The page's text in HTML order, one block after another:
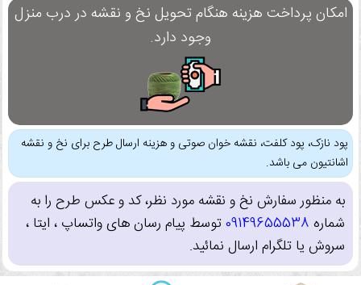
امکان پرداخت هزینه هنگام تحویل نخ و نقشه در درب منزل
وجود دارد.
پود نازک، پود کلفت، نقشه خوان صوتی و هزینه ارسال طرح برای نخ و نقشه
اشانتیون می باشد.
به منظور سفارش نخ و نقشه مورد نظر، کد و عکس طرح را به
شماره 09149655538توسط پیام رسان های واتساپ ، ایتا ،
سروش یا تلگرام ارسال نمائید.